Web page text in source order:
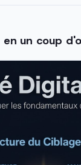
en un coup